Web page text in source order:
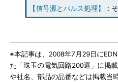
【信号源とパルス処理】 ：
※本記事は、2008年7月29日に
た「珠玉の電気回路200選」に掲
や社名、部品の品番などは掲載当